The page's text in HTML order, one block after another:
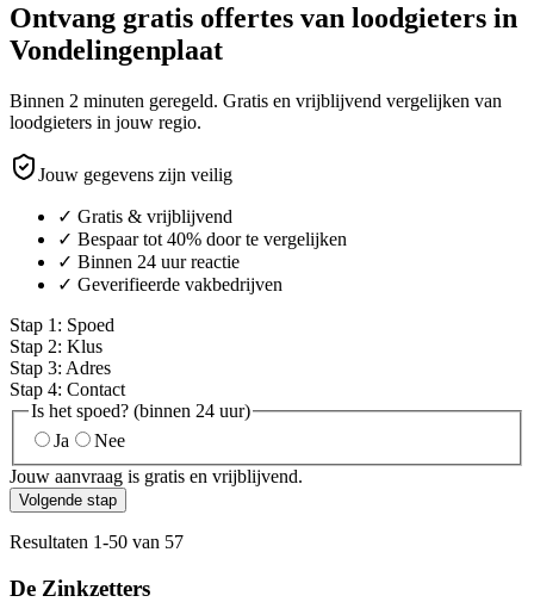
Ontvang gratis offertes van loodgieters in
Vondelingenplaat
Binnen 2 minuten geregeld. Gratis en vrijblijvend vergelijken van
loodgieters in jouw regio.
Jouw gegevens zijn veilig
✓ Gratis & vrijblijvend
✓ Bespaar tot 40% door te vergelijken
✓ Binnen 24 uur reactie
✓ Geverifieerde vakbedrijven
Stap 1 : Spoed
Stap 2: Klus
Stap 3: Adres
Stap 4: Contact
Is het spoed? (binnen 24 uur)
Ja
Nee
Jouw aanvraag is gratis en vrijblijvend.
Volgende stap
Resultaten 1-50 van 57
De Zinkzetters